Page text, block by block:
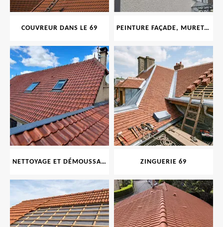
COUVREUR DANS LE 69 PEINTURE FAÇADE, MURET, TOITURE, BOISERIE, FERRONERIE, GOUTTIÈRE 69
NETTOYAGE ET DÉMOUSSAGE DE TOITURE ET FAÇADE 69 ZINGUERIE 69